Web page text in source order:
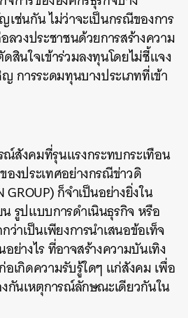
เช่นกัน ไม่ว่าจะเป็นกรณีของการ
ลวงประชาชนด้วยการสร้างความ
สินใจเข้าร่วมลงทุนโดยไม่ชี้แจง
การระดมทุนบางประเภทที่เข้า
สังคมที่รุนแรงกระทบกระเทือน
งประเทศอย่างกรณีข่าวดิ
ก็จำเป็นอย่างยิ่งใน
รูปแบบการดำเนินธุรกิจ หรือ
าเป็นเพียงการนำเสนอข้อเท็จ
ย่างไร ที่อาจสร้างความบันเทิง
เกิดความรับรู้ใดๆ แก่สังคม เพื่อ
กันเหตุการณ์ลักษณะเดียวกันใน